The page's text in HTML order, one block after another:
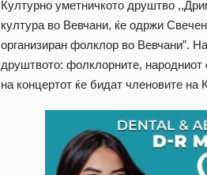
Културно уметничкото друштво
култура во Вевчани, ќе одржи
организиран фолклор во Вевчани”.
друштвото: фолклорните, народниот
на концертот ќе бидат членовите